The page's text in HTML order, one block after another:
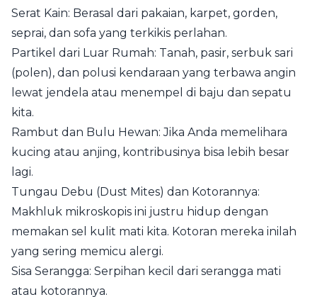
Serat Kain: Berasal dari pakaian, karpet, gorden,
seprai, dan sofa yang terkikis perlahan.
Partikel dari Luar Rumah: Tanah, pasir, serbuk sari
(polen), dan polusi kendaraan yang terbawa angin
lewat jendela atau menempel di baju dan sepatu
kita.
Rambut dan Bulu Hewan: Jika Anda memelihara
kucing atau anjing, kontribusinya bisa lebih besar
lagi.
Tungau Debu (Dust Mites) dan Kotorannya:
Makhluk mikroskopis ini justru hidup dengan
memakan sel kulit mati kita. Kotoran mereka inilah
yang sering memicu alergi.
Sisa Serangga: Serpihan kecil dari serangga mati
atau kotorannya.